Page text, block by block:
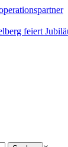
feiert